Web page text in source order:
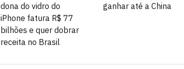
dona do vidro do
iPhone fatura R$ 77
bilhões e quer dobrar
receita no Brasil
ganhar até a China